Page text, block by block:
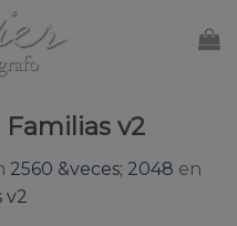
v2
2560 &veces; 2048 en
v2